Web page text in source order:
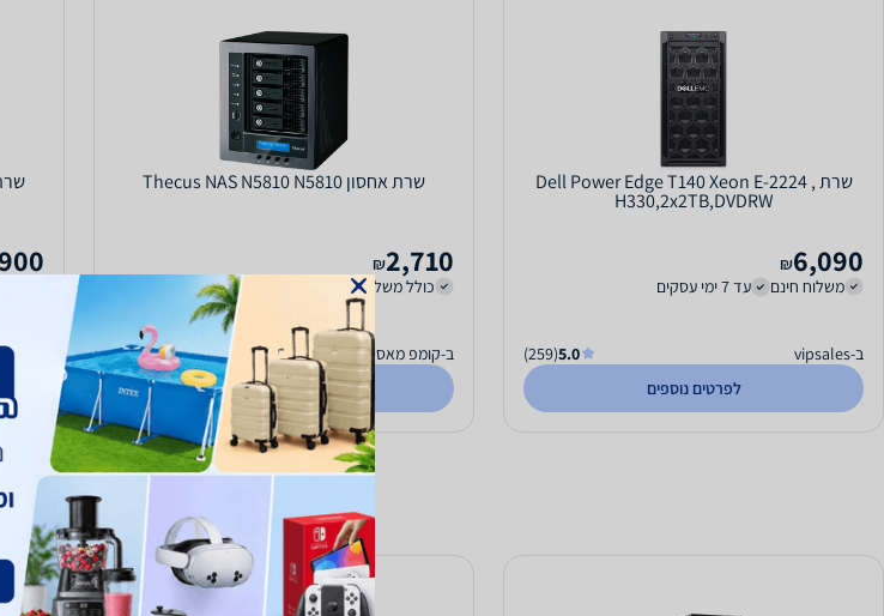
שרת Dell Power Edge T140 Xeon E-2224 ,
H330,2x2TB,DVDRW
6,090
₪
משלוח חינם
עד 7 ימי עסקים
ב-vipsales 5.0
(259)
לפרטים נוספים
שרת אחסון Thecus NAS N5810 N5810
2,710
₪
כולל משלוח (45 ₪)
ב-קומפ מאסטר 5.0
(20)
לפרטים נוספים